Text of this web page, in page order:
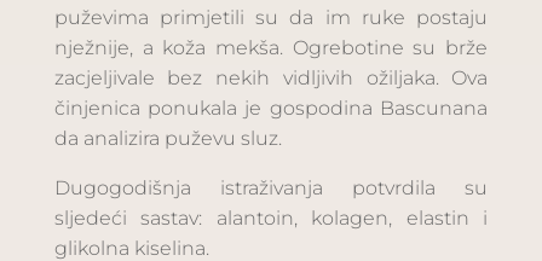
puževima primjetili su da im ruke postaju
nježnije, a koža mekša. Ogrebotine su brže
zacjeljivale bez nekih vidljivih ožiljaka. Ova
činjenica ponukala je gospodina Bascunana
da analizira puževu sluz.
Dugogodišnja istraživanja potvrdila su
sljedeći sastav: alantoin, kolagen, elastin i
glikolna kiselina.